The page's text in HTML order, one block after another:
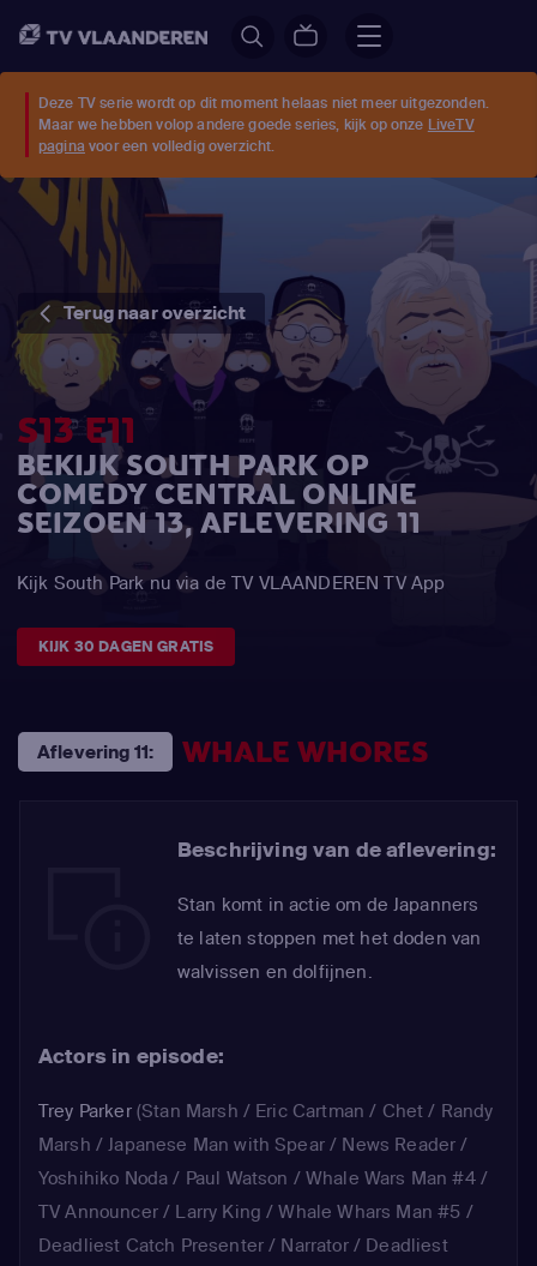
Deze TV serie wordt op dit moment helaas niet meer uitgezonden.
Maar we hebben volop andere goede series, kijk op onze LiveTV
pagina voor een volledig overzicht.
Terug naar overzicht
S13 E11
BEKIJK SOUTH PARK OP
COMEDY CENTRAL ONLINE
SEIZOEN 13, AFLEVERING 11
Kijk South Park nu via de TV VLAANDEREN TV App
KIJK 30 DAGEN GRATIS
Aflevering 11: WHALE WHORES
Beschrijving van de aflevering:
Stan komt in actie om de Japanners
te laten stoppen met het doden van
walvissen en dolfijnen.
Actors in episode:
Trey Parker(Stan Marsh / Eric Cartman / Chet / Randy
Marsh / Japanese Man with Spear / News Reader /
Yoshihiko Noda / Paul Watson / Whale Wars Man #4 /
TV Announcer / Larry King / Whale Whars Man #5 /
Deadliest Catch Presenter / Narrator / Deadliest